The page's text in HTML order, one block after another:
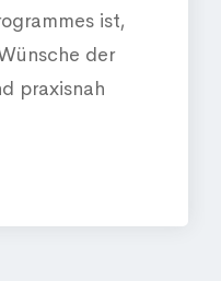
ist,
der
praxisnah